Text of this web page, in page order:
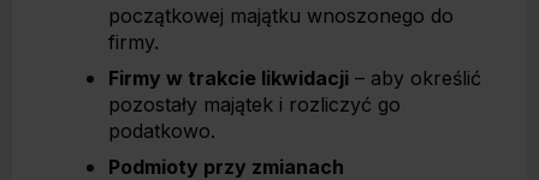
początkowej majątku wnoszonego do
firmy.
Firmy w trakcie likwidacji – aby określić
pozostały majątek i rozliczyć go
podatkowo.
Podmioty przy zmianach